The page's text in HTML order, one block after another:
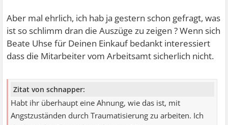
Aber mal ehrlich, ich hab ja gestern schon gefragt, was
ist so schlimm dran die Auszüge zu zeigen ? Wenn sich
Beate Uhse für Deinen Einkauf bedankt interessiert
dass die Mitarbeiter vom Arbeitsamt sicherlich nicht.
Zitat von schnapper:
Habt ihr überhaupt eine Ahnung, wie das ist, mit
Angstzuständen durch Traumatisierung zu arbeiten. Ich